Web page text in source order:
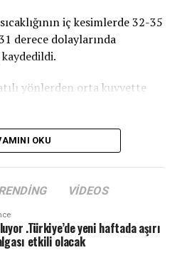
iç kesimlerde 32-35
derece dolaylarında
yönlerden orta kuvvette
OKU
VIDEOS
.Türkiye’de yeni haftada aşırı
etkili olacak